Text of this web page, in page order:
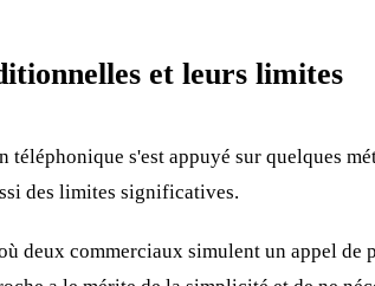
et leurs limites
s'est appuyé sur quelques
des limites significatives.
deux commerciaux simulent un appel de